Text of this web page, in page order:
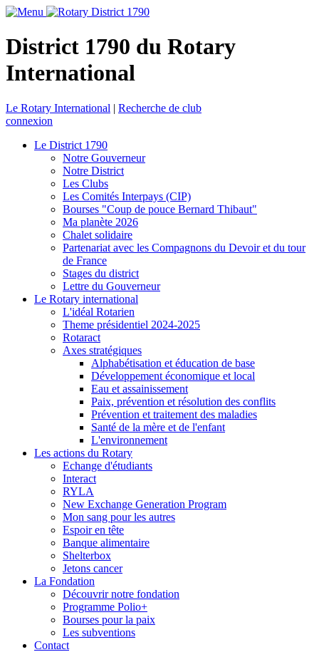
District 1790 du Rotary
International
Le Rotary International | Recherche de club
connexion
Le District 1790
Notre Gouverneur
Notre District
Les Clubs
Les Comités Interpays (CIP)
Bourses "Coup de pouce Bernard Thibaut"
Ma planète 2026
Chalet solidaire
Partenariat avec les Compagnons du Devoir et du tour
de France
Stages du district
Lettre du Gouverneur
Le Rotary international
L'idéal Rotarien
Theme présidentiel 2024-2025
Rotaract
Axes stratégiques
Alphabétisation et éducation de base
Développement économique et local
Eau et assainissement
Paix, prévention et résolution des conflits
Prévention et traitement des maladies
Santé de la mère et de l'enfant
L'environnement
Les actions du Rotary
Echange d'étudiants
Interact
RYLA
New Exchange Generation Program
Mon sang pour les autres
Espoir en tête
Banque alimentaire
Shelterbox
Jetons cancer
La Fondation
Découvrir notre fondation
Programme Polio+
Bourses pour la paix
Les subventions
Contact